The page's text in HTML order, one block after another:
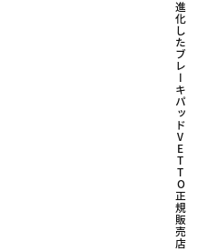
進化したブレーキパッドVETTO正規販売店